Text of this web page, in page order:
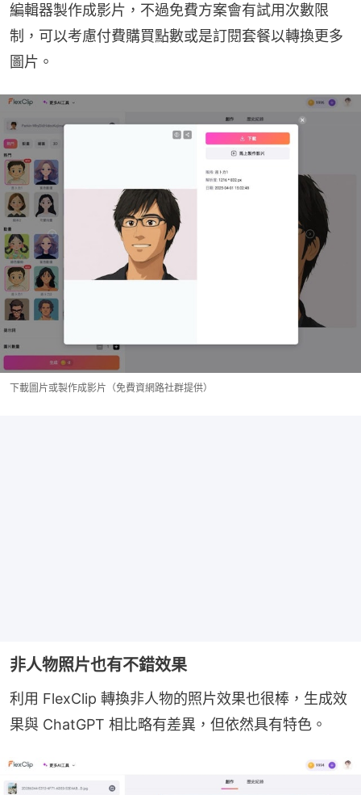
編輯器製作成影片，不過免費方案會有試用次數限
制，可以考慮付費購買點數或是訂閱套餐以轉換更多
圖片。
下載圖片或製作成影片（免費資網路社群提供）
非人物照片也有不錯效果
利用 FlexClip 轉換非人物的照片效果也很棒，生成效
果與 ChatGPT 相比略有差異，但依然具有特色。